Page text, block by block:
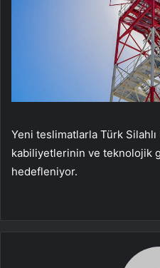
Yeni teslimatlarla Türk
kabiliyetlerinin ve teknolojik
hedefleniyor.